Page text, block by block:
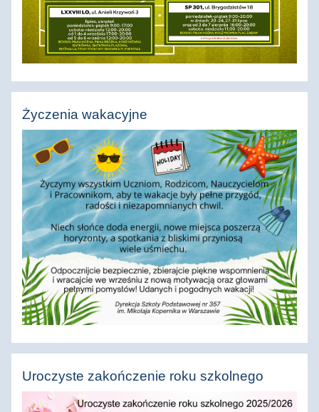
Życzenia wakacyjne
Uroczyste zakończenie roku szkolnego